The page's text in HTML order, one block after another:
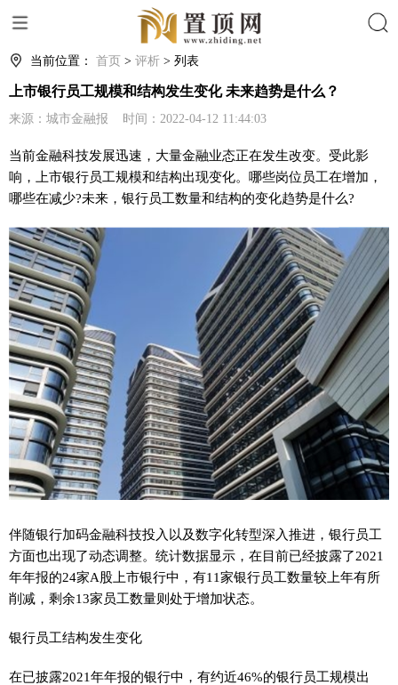
当前位置： 首页 > 评析 > 列表
上市银行员工规模和结构发生变化 未来趋势是什么？
来源：城市金融报 时间：2022-04-12 11:44:03
当前金融科技发展迅速，大量金融业态正在发生改变。受此影
响，上市银行员工规模和结构出现变化。哪些岗位员工在增加，
哪些在减少?未来，银行员工数量和结构的变化趋势是什么?
伴随银行加码金融科技投入以及数字化转型深入推进，银行员工
方面也出现了动态调整。统计数据显示，在目前已经披露了2021
年年报的24家A股上市银行中，有11家银行员工数量较上年有所
削减，剩余13家员工数量则处于增加状态。
银行员工结构发生变化
在已披露2021年年报的银行中，有约近46%的银行员工规模出